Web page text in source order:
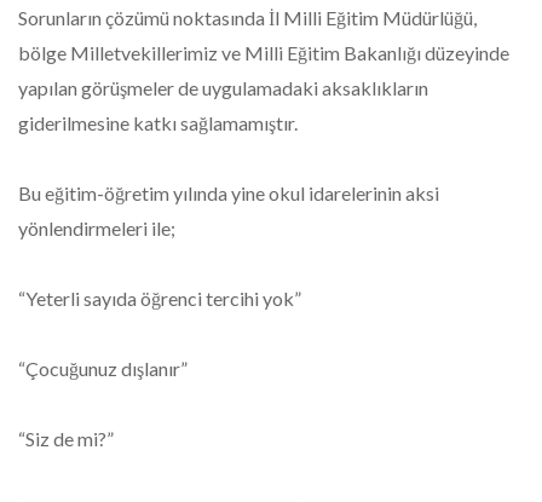
Sorunların çözümü noktasında İl Milli Eğitim Müdürlüğü,
bölge Milletvekillerimiz ve Milli Eğitim Bakanlığı düzeyinde
yapılan görüşmeler de uygulamadaki aksaklıkların
giderilmesine katkı sağlamamıştır.
Bu eğitim-öğretim yılında yine okul idarelerinin aksi
yönlendirmeleri ile;
“Yeterli sayıda öğrenci tercihi yok”
“Çocuğunuz dışlanır”
“Siz de mi?”